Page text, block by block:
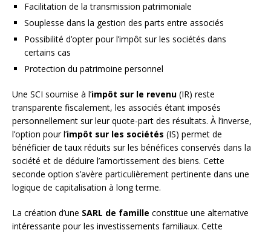
Facilitation de la transmission patrimoniale
Souplesse dans la gestion des parts entre associés
Possibilité d’opter pour l’impôt sur les sociétés dans
certains cas
Protection du patrimoine personnel
Une SCI soumise à l’impôt sur le revenu (IR) reste
transparente fiscalement, les associés étant imposés
personnellement sur leur quote-part des résultats. À l’inverse,
l’option pour l’impôt sur les sociétés (IS) permet de
bénéficier de taux réduits sur les bénéfices conservés dans la
société et de déduire l’amortissement des biens. Cette
seconde option s’avère particulièrement pertinente dans une
logique de capitalisation à long terme.
La création d’une SARL de famille constitue une alternative
intéressante pour les investissements familiaux. Cette